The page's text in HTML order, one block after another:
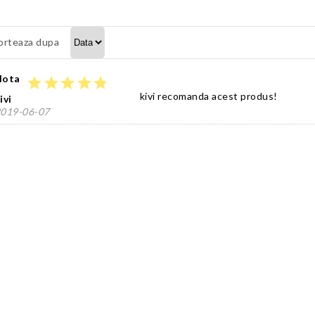
dupa
starstarstarstarstar
06-07
kivi recomanda acest produs!